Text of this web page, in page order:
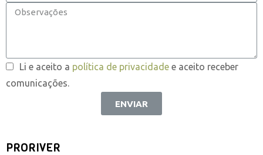
Li e aceito a política de privacidade e aceito receber
comunicações.
ENVIAR
PRORIVER